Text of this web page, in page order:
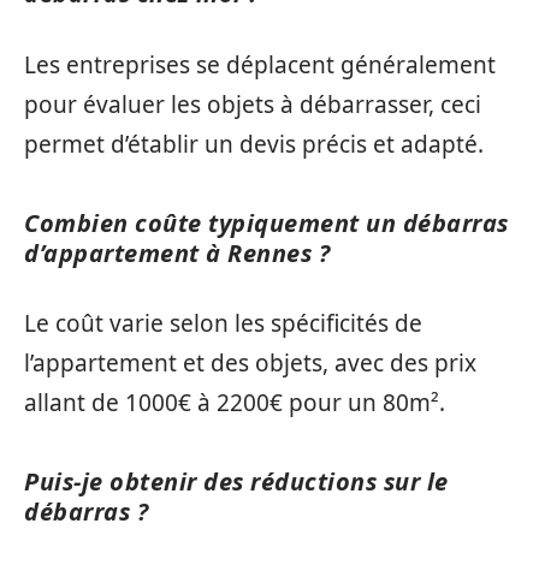
Les entreprises se déplacent généralement
pour évaluer les objets à débarrasser, ceci
permet d’établir un devis précis et adapté.
Combien coûte typiquement un débarras
d’appartement à Rennes ?
Le coût varie selon les spécificités de
l’appartement et des objets, avec des prix
allant de 1000€ à 2200€ pour un 80m².
Puis-je obtenir des réductions sur le
débarras ?